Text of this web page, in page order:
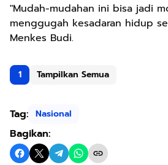
"Mudah-mudahan ini bisa jadi
menggugah kesadaran hidup
Menkes Budi.
1 Tampilkan Semua
Tag: Nasional
Bagikan: